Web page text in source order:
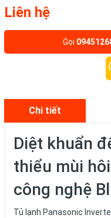
Liên hệ
Gọi
Chi tiết
Diệt khuẩn
thiểu mùi
công nghệ
Tủ lạnh Panasonic